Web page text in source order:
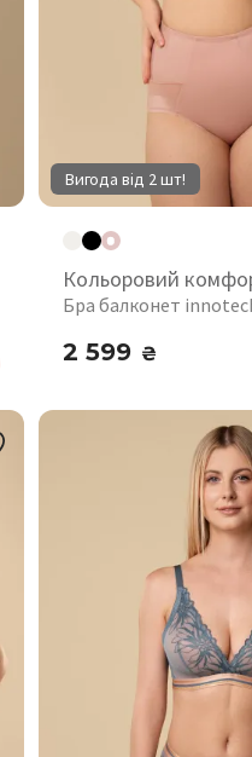
Вигода від 2 шт!
Кольоровий
Бра балконет
2 599 ₴